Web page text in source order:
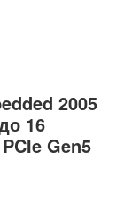
2005
16
Gen5